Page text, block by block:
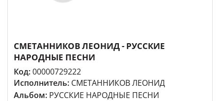
СМЕТАННИКОВ ЛЕОНИД - РУССКИЕ
НАРОДНЫЕ ПЕСНИ
Код:00000729222
Исполнитель: СМЕТАННИКОВ ЛЕОНИД
Альбом: РУССКИЕ НАРОДНЫЕ ПЕСНИ